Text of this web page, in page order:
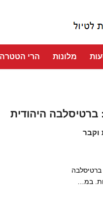
מלונות הרי הטטרה
ברטיסלבה היהודית
וקבר
ברטיסלבה
במ…